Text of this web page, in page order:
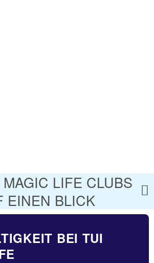
LIFE CLUBS
EINEN BLICK
BEI TUI